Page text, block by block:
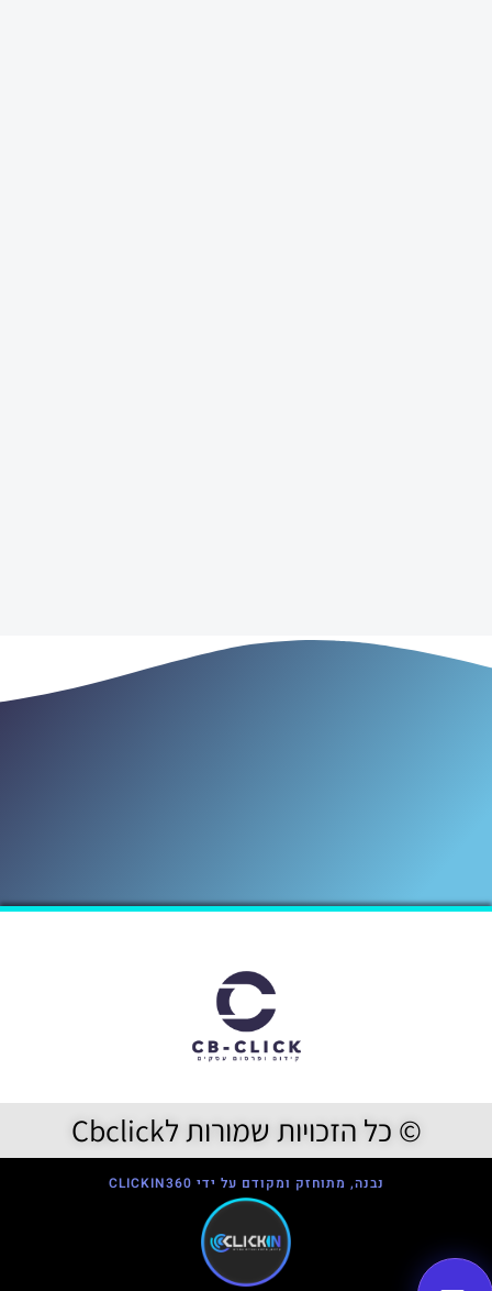
© כל הזכויות שמורות לCbclick
נבנה, מתוחזק ומקודם על ידי CLICKIN360